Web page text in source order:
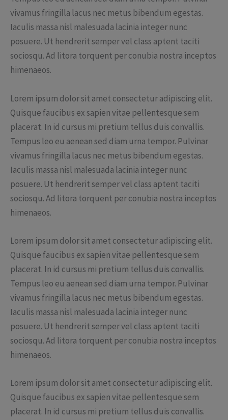
vivamus fringilla lacus nec metus bibendum egestas.
Iaculis massa nisl malesuada lacinia integer nunc
posuere. Ut hendrerit semper vel class aptent taciti
sociosqu. Ad litora torquent per conubia nostra inceptos
himenaeos.
Lorem ipsum dolor sit amet consectetur adipiscing elit.
Quisque faucibus ex sapien vitae pellentesque sem
placerat. In id cursus mi pretium tellus duis convallis.
Tempus leo eu aenean sed diam urna tempor. Pulvinar
vivamus fringilla lacus nec metus bibendum egestas.
Iaculis massa nisl malesuada lacinia integer nunc
posuere. Ut hendrerit semper vel class aptent taciti
sociosqu. Ad litora torquent per conubia nostra inceptos
himenaeos.
Lorem ipsum dolor sit amet consectetur adipiscing elit.
Quisque faucibus ex sapien vitae pellentesque sem
placerat. In id cursus mi pretium tellus duis convallis.
Tempus leo eu aenean sed diam urna tempor. Pulvinar
vivamus fringilla lacus nec metus bibendum egestas.
Iaculis massa nisl malesuada lacinia integer nunc
posuere. Ut hendrerit semper vel class aptent taciti
sociosqu. Ad litora torquent per conubia nostra inceptos
himenaeos.
Lorem ipsum dolor sit amet consectetur adipiscing elit.
Quisque faucibus ex sapien vitae pellentesque sem
placerat. In id cursus mi pretium tellus duis convallis.